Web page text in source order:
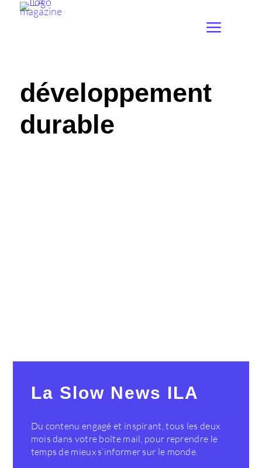
développement
durable
La Slow News ILA
Du contenu engagé et inspirant, tous les deux
mois dans votre boîte mail, pour reprendre le
temps de mieux s’informer sur le monde.